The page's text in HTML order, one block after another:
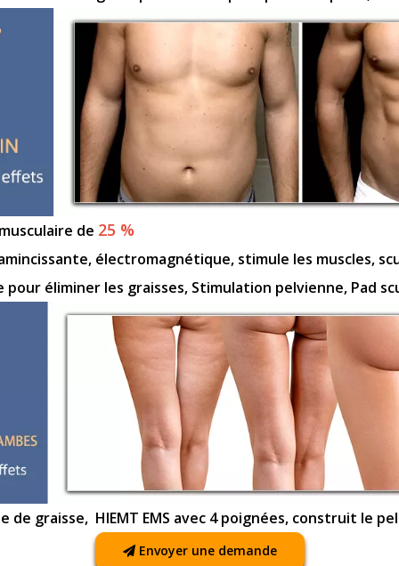
de 25 %
électromagnétique, stimule les muscles,
pour éliminer les graisses, Stimulation pelvienne, Pad
de graisse, HIEMT EMS avec 4 poignées, construit le
Envoyer une demande